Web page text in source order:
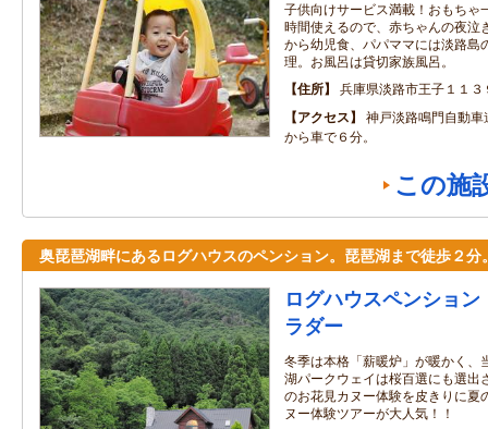
子供向けサービス満載！おもちゃ
時間使えるので、赤ちゃんの夜泣
から幼児食、パパママには淡路島
理。お風呂は貸切家族風呂。
住所
兵庫県淡路市王子１１３
アクセス
神戸淡路鳴門自動
から車で６分。
この施
奥琵琶湖畔にあるログハウスのペンション。琵琶湖まで徒歩２分
ログハウスペンショ
ラダー
冬季は本格「薪暖炉」が暖かく、
湖パークウェイは桜百選にも選出
のお花見カヌー体験を皮きりに夏
ヌー体験ツアーが大人気！！